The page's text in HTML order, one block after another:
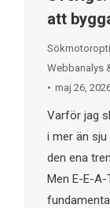
att
Webbanalys
maj 26,
Varför jag
i mer än
den ena
Men E-E-